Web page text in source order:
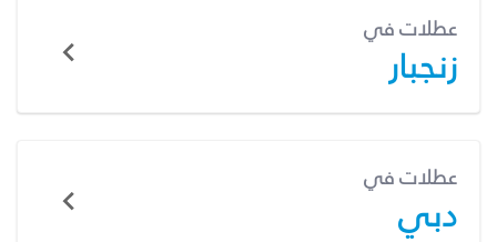
عطلات في
زنجبار
عطلات في
دبي